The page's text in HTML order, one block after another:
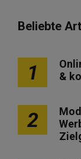
Beliebte
1
&
2